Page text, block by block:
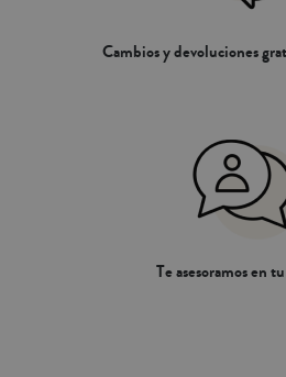
Cambios y devoluciones
Te asesoramos en